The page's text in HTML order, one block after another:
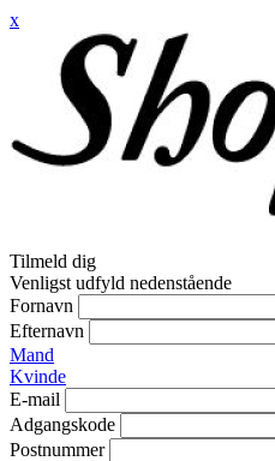
x
Tilmeld dig
Venligst udfyld nedenstående
Fornavn
Efternavn
Mand
Kvinde
E-mail
Adgangskode
Postnummer